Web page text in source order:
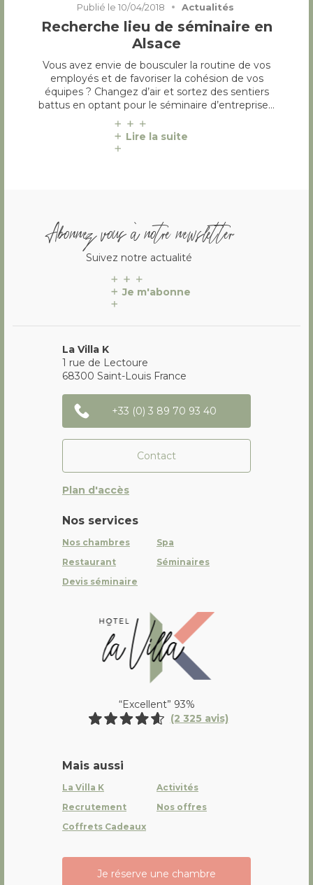
Publié le 10/04/2018 Actualités
Recherche lieu de séminaire en
Alsace
Vous avez envie de bousculer la routine de vos
employés et de favoriser la cohésion de vos
équipes ? Changez d’air et sortez des sentiers
battus en optant pour le séminaire d’entreprise…
Lire la suite
Abonnez vous à notre newsletter
Suivez notre actualité
Je m'abonne
La Villa K
1 rue de Lectoure
68300 Saint-Louis France
+33 (0) 3 89 70 93 40
Contact
Plan d'accès
Nos services
Nos chambres
Spa
Restaurant
Séminaires
Devis séminaire
La Villa K Hôtel Spa Restaurant
“Excellent” 93%
(2 325 avis)
Mais aussi
La Villa K
Activités
Recrutement
Nos offres
Coffrets Cadeaux
Je réserve une chambre